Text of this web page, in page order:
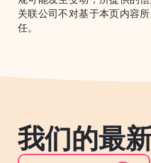
关联公司不对基于本页内容
任。
我们的最